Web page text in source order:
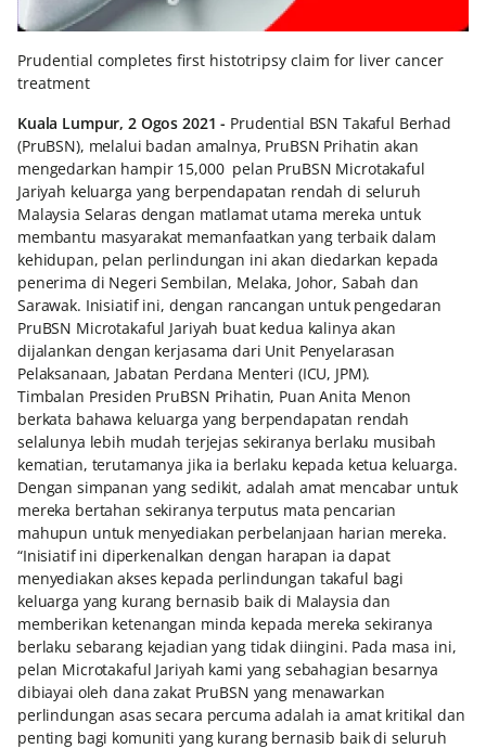
Prudential completes first histotripsy claim for liver cancer
treatment
Kuala Lumpur, 2 Ogos 2021 - Prudential BSN Takaful Berhad
(PruBSN), melalui badan amalnya, PruBSN Prihatin akan
mengedarkan hampir 15,000 pelan PruBSN Microtakaful
Jariyah keluarga yang berpendapatan rendah di seluruh
Malaysia Selaras dengan matlamat utama mereka untuk
membantu masyarakat memanfaatkan yang terbaik dalam
kehidupan, pelan perlindungan ini akan diedarkan kepada
penerima di Negeri Sembilan, Melaka, Johor, Sabah dan
Sarawak. Inisiatif ini, dengan rancangan untuk pengedaran
PruBSN Microtakaful Jariyah buat kedua kalinya akan
dijalankan dengan kerjasama dari Unit Penyelarasan
Pelaksanaan, Jabatan Perdana Menteri (ICU, JPM).
Timbalan Presiden PruBSN Prihatin, Puan Anita Menon
berkata bahawa keluarga yang berpendapatan rendah
selalunya lebih mudah terjejas sekiranya berlaku musibah
kematian, terutamanya jika ia berlaku kepada ketua keluarga.
Dengan simpanan yang sedikit, adalah amat mencabar untuk
mereka bertahan sekiranya terputus mata pencarian
mahupun untuk menyediakan perbelanjaan harian mereka.
“Inisiatif ini diperkenalkan dengan harapan ia dapat
menyediakan akses kepada perlindungan takaful bagi
keluarga yang kurang bernasib baik di Malaysia dan
memberikan ketenangan minda kepada mereka sekiranya
berlaku sebarang kejadian yang tidak diingini. Pada masa ini,
pelan Microtakaful Jariyah kami yang sebahagian besarnya
dibiayai oleh dana zakat PruBSN yang menawarkan
perlindungan asas secara percuma adalah ia amat kritikal dan
penting bagi komuniti yang kurang bernasib baik di seluruh